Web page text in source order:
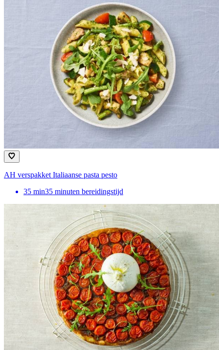
AH verspakket Italiaanse pasta pesto
35 min35 minuten bereidingstijd